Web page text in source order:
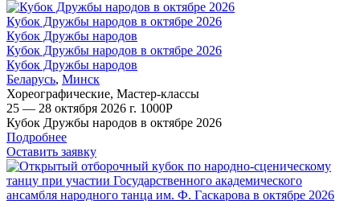
Кубок Дружбы народов в октябре 2026
Кубок Дружбы народов
Кубок Дружбы народов в октябре 2026
Кубок Дружбы народов
Беларусь, Минск
Хореографические, Мастер-классы
25 — 28 октября 2026 г. 1000Р
Кубок Дружбы народов в октябре 2026
Подробнее
Оставить заявку